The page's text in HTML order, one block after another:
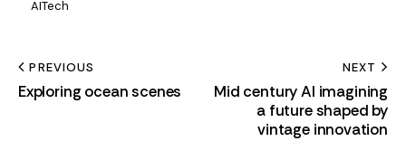
AITech
PREVIOUS
Exploring ocean scenes
NEXT
Mid century AI imagining
a future shaped by
vintage innovation